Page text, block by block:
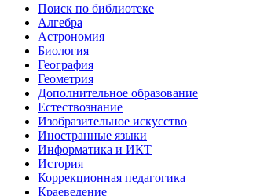
Поиск по библиотеке
Алгебра
Астрономия
Биология
География
Геометрия
Дополнительное образование
Естествознание
Изобразительное искусство
Иностранные языки
Информатика и ИКТ
История
Коррекционная педагогика
Краеведение